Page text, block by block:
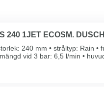
240 1JET ECOSM.
240 mm • stråltyp: Rain •
vid 3 bar: 6,5 l/min •